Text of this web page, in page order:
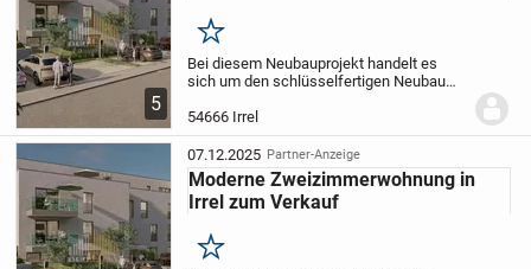
5
Merken
Bei diesem Neubauprojekt handelt es
sich um den schlüsselfertigen Neubau
insgesamt 10 Wohnungen in einer ruhigen
Lage in Irrel.Auf einem ca. 930 qm großen
Grundstück...
54666 Irrel
07.12.2025 Partner-Anzeige
Moderne Zweizimmerwohnung in
Irrel zum Verkauf
Merken